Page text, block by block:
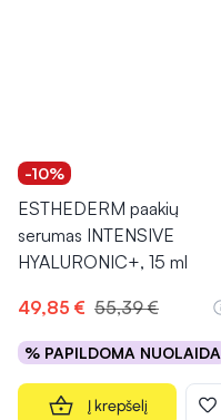
-10%
ESTHEDERM paakių
serumas INTENSIVE
HYALURONIC+, 15 ml
49,85 € 55,39 €
% PAPILDOMA NUOLAIDA
Į krepšelį